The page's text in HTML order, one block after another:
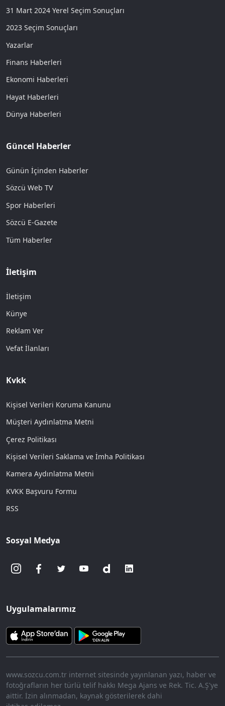
31 Mart 2024 Yerel Seçim Sonuçları
2023 Seçim Sonuçları
Yazarlar
Finans Haberleri
Ekonomi Haberleri
Hayat Haberleri
Dünya Haberleri
Güncel Haberler
Günün İçinden Haberler
Sözcü Web TV
Spor Haberleri
Sözcü E-Gazete
Tüm Haberler
İletişim
İletişim
Künye
Reklam Ver
Vefat İlanları
Kvkk
Kişisel Verileri Koruma Kanunu
Müşteri Aydınlatma Metni
Çerez Politikası
Kişisel Verileri Saklama ve İmha Politikası
Kamera Aydınlatma Metni
KVKK Başvuru Formu
RSS
Sosyal Medya
Uygulamalarımız
www.sozcu.com.tr internet sitesinde yayınlanan yazı, haber ve
fotoğrafların her türlü telif hakkı Mega Ajans ve Rek. Tic. A.Ş'ye
aittir. İzin alınmadan, kaynak gösterilerek dahi